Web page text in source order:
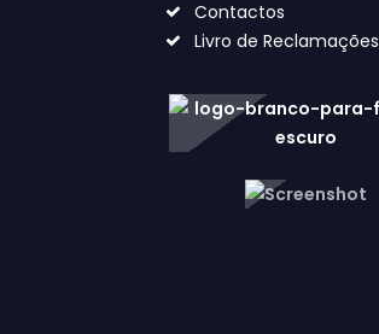
Contactos
Livro de Reclamações